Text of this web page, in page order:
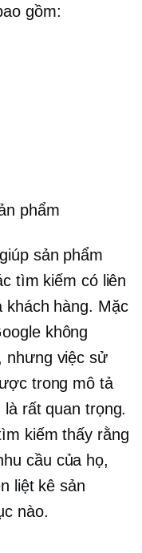
gồm:
phẩm
sản phẩm
tìm kiếm có liên
khách hàng. Mặc
không
nhưng việc sử
trong mô tả
rất quan trọng.
kiếm thấy rằng
cầu của họ,
liệt kê sản
nào.